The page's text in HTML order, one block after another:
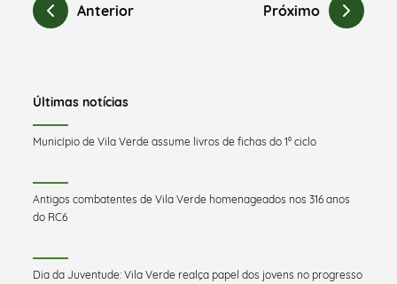
Anterior Próximo
Últimas notícias
Município de Vila Verde assume livros de fichas do 1º ciclo
Antigos combatentes de Vila Verde homenageados nos 316 anos
do RC6
Dia da Juventude: Vila Verde realça papel dos jovens no progresso